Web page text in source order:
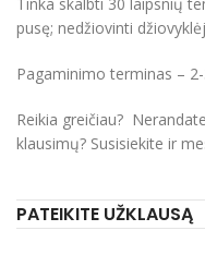
pusę; nedžiovinti
Pagaminimo terminas – 2-
Reikia greičiau?
klausimų? Susisiekite ir
PATEIKITE UŽKLAUSĄ